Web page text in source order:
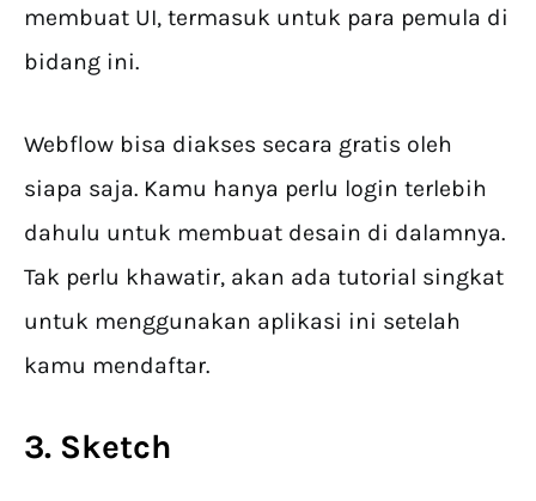
membuat UI, termasuk untuk para pemula di
bidang ini.
Webflow bisa diakses secara gratis oleh
siapa saja. Kamu hanya perlu login terlebih
dahulu untuk membuat desain di dalamnya.
Tak perlu khawatir, akan ada tutorial singkat
untuk menggunakan aplikasi ini setelah
kamu mendaftar.
3. Sketch